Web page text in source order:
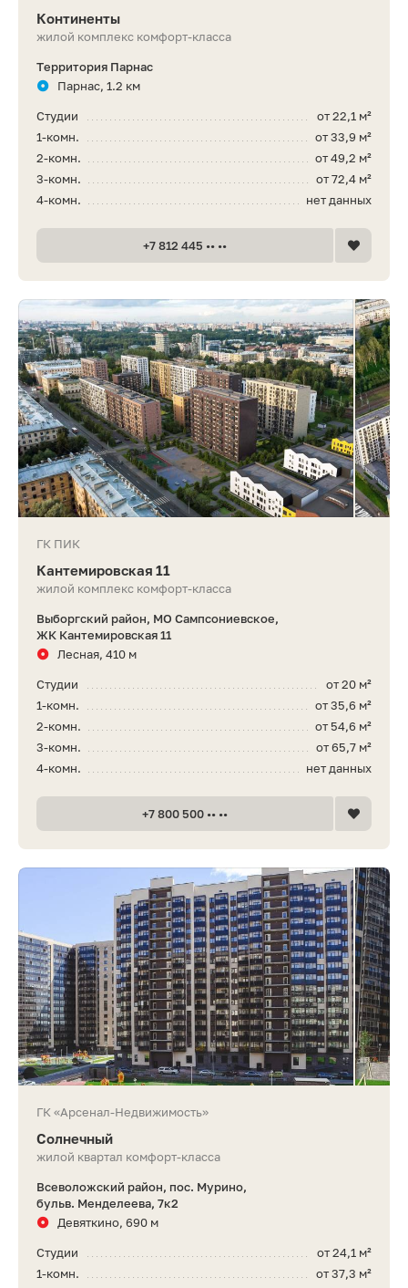
Континенты
жилой комплекс комфорт-класса
Территория Парнас
Парнас, 1.2 км
от 22,1 м²
Студии
от 33,9 м²
1-комн.
от 49,2 м²
2-комн.
от 72,4 м²
3-комн.
нет данных
4-комн.
+7 812 445 •• ••
ГК ПИК
Кантемировская 11
жилой комплекс комфорт-класса
Выборгский район, МО Сампсониевское,
ЖК Кантемировская 11
Лесная, 410 м
от 20 м²
Студии
от 35,6 м²
1-комн.
от 54,6 м²
2-комн.
от 65,7 м²
3-комн.
нет данных
4-комн.
+7 800 500 •• ••
ГК «Арсенал-Недвижимость»
Солнечный
жилой квартал комфорт-класса
Всеволожский район, пос. Мурино,
бульв. Менделеева, 7к2
Девяткино, 690 м
от 24,1 м²
Студии
от 37,3 м²
1-комн.